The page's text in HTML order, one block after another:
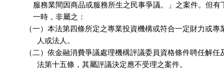
服務業間因商品或服務所生之民事爭議。」之案件。但
              一時，非屬之：
（一）本法第四條所定之專業投資機構或符合一定財力或
                人或法人。
（二）依金融消費爭議處理機構評議委員資格條件聘任解
                法第十五條，其屬評議決定應不受理之案件。